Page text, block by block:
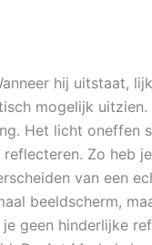
hij uitstaat,
mogelijk uitzien.
Het licht oneffen
Zo heb
van een
beeldscherm,
geen hinderlijke